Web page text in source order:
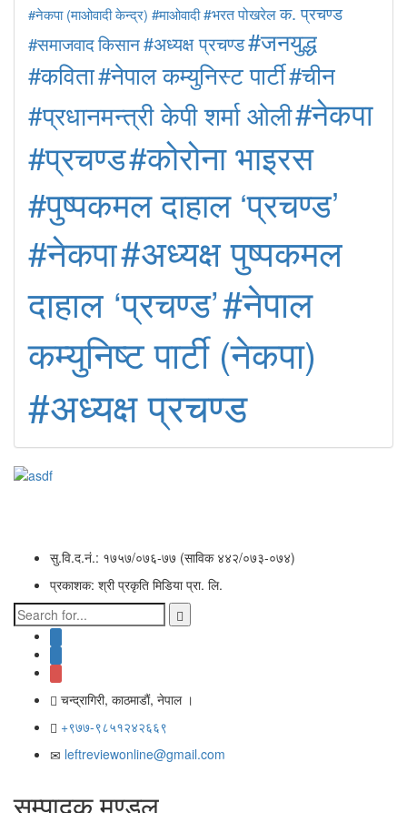
#नेकपा (माओवादी केन्द्र) #माओवादी#भरत पोखरेलक. प्रचण्ड
#समाजवादकिसान#अध्यक्ष प्रचण्ड#जनयुद्ध
#कविता#नेपाल कम्युनिस्ट पार्टी#चीन
#प्रधानमन्त्री केपी शर्मा ओली#नेकपा
#प्रचण्ड#कोरोना भाइरस
#पुष्पकमल दाहाल ‘प्रचण्ड’
#नेकपा#अध्यक्ष पुष्पकमल
दाहाल ‘प्रचण्ड’#नेपाल
कम्युनिष्ट पार्टी (नेकपा)
#अध्यक्ष प्रचण्ड
सु.वि.द.नं.: १७५७/०७६-७७ (साविक ४४२/०७३-०७४)
प्रकाशक: श्री प्रकृति मिडिया प्रा. लि.
चन्द्रागिरी, काठमाडाैं, नेपाल ।
+९७७-९८५१२४२६६९
leftreviewonline@gmail.com